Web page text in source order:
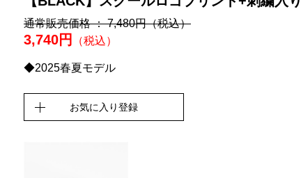
通常販売価格 ： 7,480円（税込）
3,740円 （税込）
◆2025春夏モデル
お気に入り登録